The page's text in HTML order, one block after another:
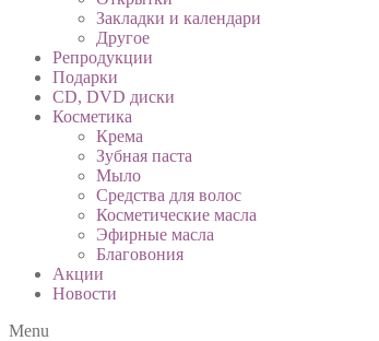
Закладки и календари
Другое
Репродукции
Подарки
CD, DVD диски
Косметика
Крема
Зубная паста
Мыло
Средства для волос
Косметические масла
Эфирные масла
Благовония
Акции
Новости
Menu